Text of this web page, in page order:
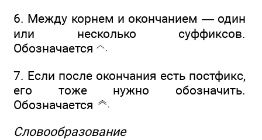
6. Между корнем и окончанием — один
или несколько суффиксов.
Обозначается
7. Если после окончания есть постфикс,
его тоже нужно обозначить.
Обозначается
Словообразование